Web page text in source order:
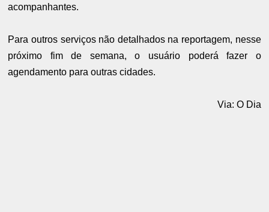
acompanhantes.
Para outros serviços não detalhados na reportagem, nesse
próximo fim de semana, o usuário poderá fazer o
agendamento para outras cidades.
Via: O Dia